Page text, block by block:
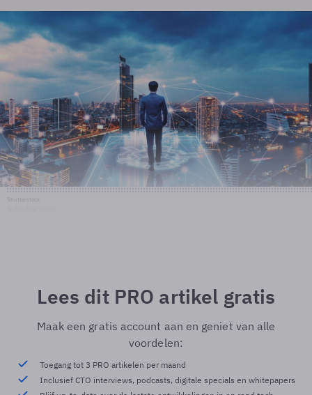
Lees dit PRO artikel gratis
Maak een gratis account aan en geniet van alle
voordelen:
Toegang tot 3 PRO artikelen per maand
Inclusief CTO interviews, podcasts, digitale specials en whitepapers